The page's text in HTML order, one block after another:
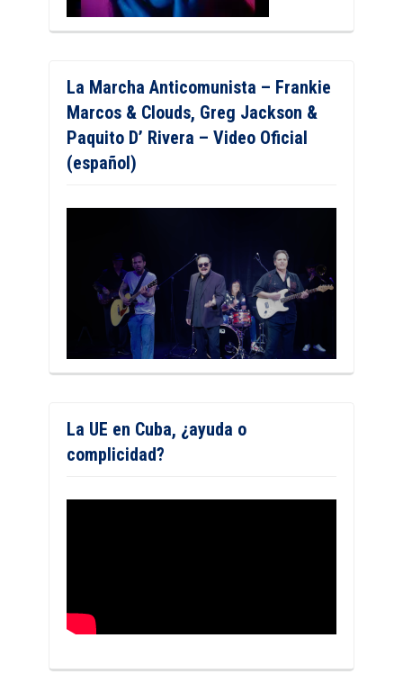
La Marcha Anticomunista – Frankie
Marcos & Clouds, Greg Jackson &
Paquito D’ Rivera – Video Oficial
(español)
La UE en Cuba, ¿ayuda o
complicidad?